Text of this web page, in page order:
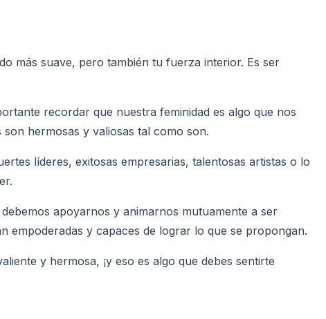
más suave, pero también tu fuerza interior. Es ser
recordar que nuestra feminidad es algo que nos
hermosas y valiosas tal como son.
líderes, exitosas empresarias, talentosas artistas o lo
apoyarnos y animarnos mutuamente a ser
empoderadas y capaces de lograr lo que se propongan.
y hermosa, ¡y eso es algo que debes sentirte